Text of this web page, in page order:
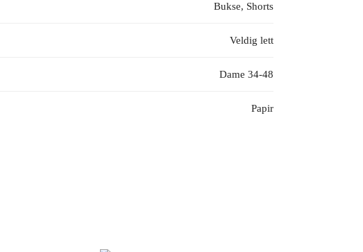
Bukse, Shorts
Veldig lett
Dame 34-48
Papir